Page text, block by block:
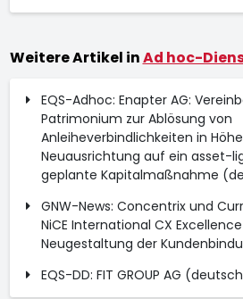
Weitere Artikel inAd hoc-
EQS-Adhoc: Enapter AG:
Patrimonium zur Ablösung von
Anleiheverbindlichkeiten in Höhe
Neuausrichtung auf ein asset-
geplante Kapitalmaßnahme
GNW-News: Concentrix und
NiCE International CX
Neugestaltung der
EQS-DD: FIT GROUP AG